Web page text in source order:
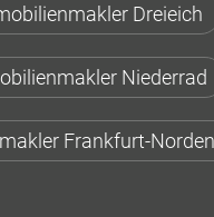
Dreieich
Niederrad
Frankfurt-